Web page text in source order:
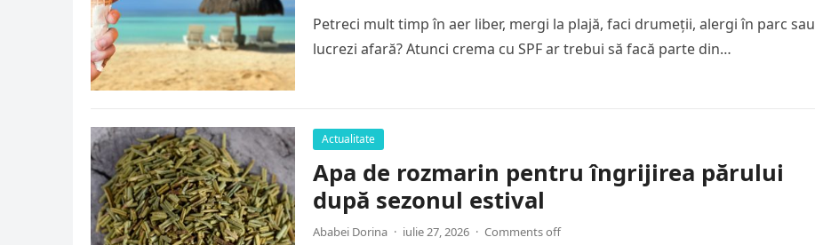
Petreci mult timp în aer liber, mergi la plajă, faci drumeții, alergi în parc sau
lucrezi afară? Atunci crema cu SPF ar trebui să facă parte din…
Actualitate
Apa de rozmarin pentru îngrijirea părului
după sezonul estival
Ababei Dorina · iulie 27, 2026 · Comments off